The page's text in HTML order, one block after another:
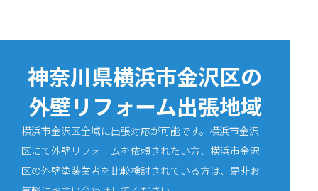
神奈川県横浜市金沢区の
外壁リフォーム出張地域
横浜市金沢区全域に出張対応が可能です。横浜市金沢
区にて外壁リフォームを依頼されたい方、横浜市金沢
区の外壁塗装業者を比較検討されている方は、是非お